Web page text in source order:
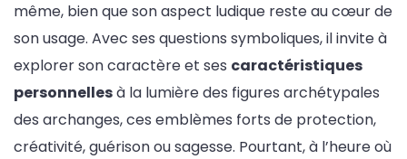
même, bien que son aspect ludique reste au cœur de
son usage. Avec ses questions symboliques, il invite à
explorer son caractère et ses caractéristiques
personnellesà la lumière des figures archétypales
des archanges, ces emblèmes forts de protection,
créativité, guérison ou sagesse. Pourtant, à l’heure où